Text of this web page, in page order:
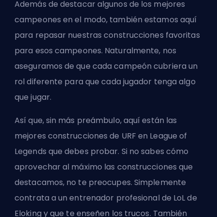
Además de destacar algunos de los mejores
campeones en el modo, también estamos aquí
para repasar nuestras construcciones favoritas
para esos campeones. Naturalmente, nos
aseguramos de que cada campeón cubriera un
rol diferente para que cada jugador tenga algo
que jugar.
Así que, sin más preámbulo, aquí están las
mejores construcciones de URF en League of
Legends que debes probar. Si no sabes cómo
aprovechar al máximo las construcciones que
destacamos, no te preocupes. Simplemente
contrata a un entrenador profesional de LoL de
Eloking y que te enseñen los trucos. También